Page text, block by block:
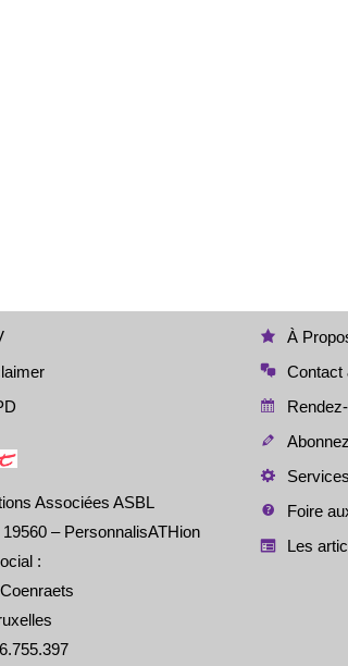
Associées ASBL
– PersonnalisATHion
:
À
Contact
Services
Foire
Les